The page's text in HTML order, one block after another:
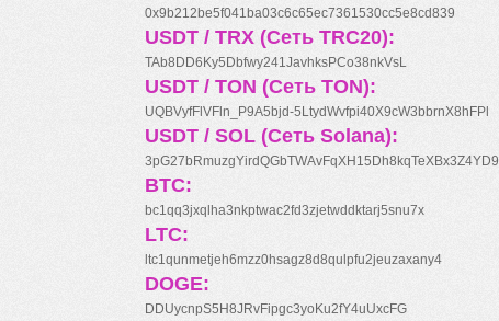
0x9b212be5f041ba03c6c65ec7361530cc5e8cd839
USDT / TRX (Сеть TRC20):
TAb8DD6Ky5Dbfwy241JavhksPCo38nkVsL
USDT / TON (Сеть TON):
UQBVyfFlVFln_P9A5bjd-5LtydWvfpi40X9cW3bbrnX8hFPl
USDT / SOL (Сеть Solana):
3pG27bRmuzgYirdQGbTWAvFqXH15Dh8kqTeXBx3Z4YD9
BTC:
bc1qq3jxqlha3nkptwac2fd3zjetwddktarj5snu7x
LTC:
ltc1qunmetjeh6mzz0hsagz8d8qulpfu2jeuzaxany4
DOGE:
DDUycnpS5H8JRvFipgc3yoKu2fY4uUxcFG